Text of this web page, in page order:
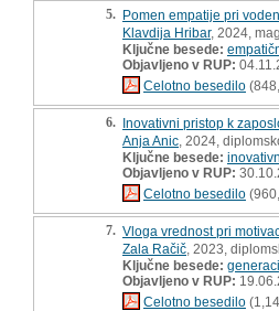
5. Pomen empatije pri
Klavdija Hribar, 2024,
Ključne besede:
Objavljeno v RUP:
Celotno besedilo
6. Inovativni pristop k
Anja Anic , 2024,
Ključne besede:
Objavljeno v RUP:
Celotno besedilo
7. Vloga vrednost pri
Zala Račič , 2023,
Ključne besede:
Objavljeno v RUP:
Celotno besedilo